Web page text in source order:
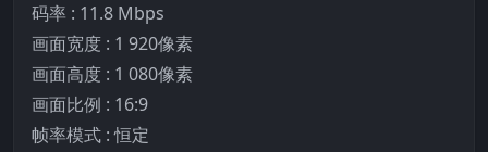
码率 : 11.8 Mbps
画面宽度 : 1 920像素
画面高度 : 1 080像素
画面比例 : 16:9
帧率模式 : 恒定